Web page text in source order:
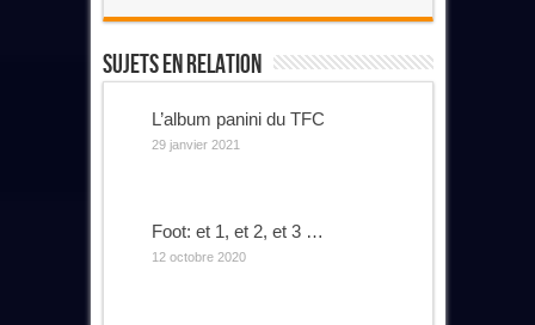
Sujets En Relation
L’album panini du TFC
29 janvier 2021
Foot: et 1, et 2, et 3 …
12 octobre 2020